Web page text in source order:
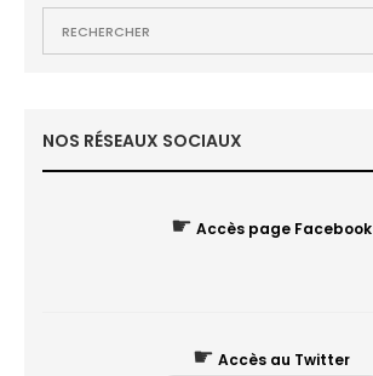
NOS RÉSEAUX SOCIAUX
☛ Accès page Facebook
☛ Accès au Twitter